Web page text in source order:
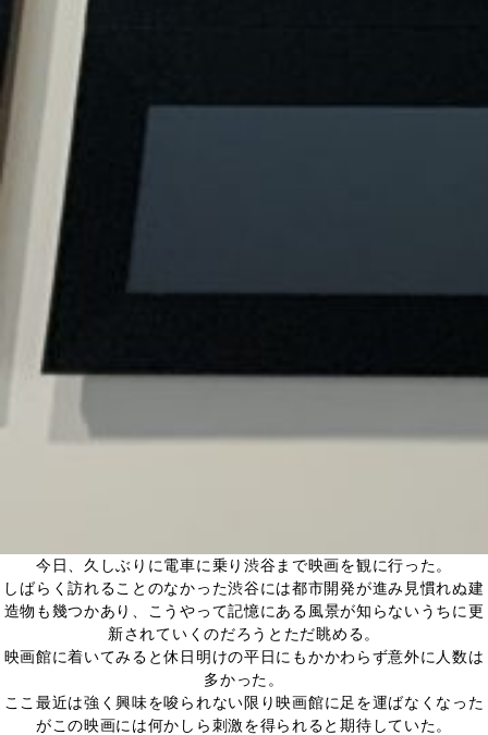
今日、久しぶりに電車に乗り渋谷まで映画を観に行った。
しばらく訪れることのなかった渋谷には都市開発が進み見慣れぬ建
造物も幾つかあり、こうやって記憶にある風景が知らないうちに更
新されていくのだろうとただ眺める。
映画館に着いてみると休日明けの平日にもかかわらず意外に人数は
多かった。
ここ最近は強く興味を唆られない限り映画館に足を運ばなくなった
がこの映画には何かしら刺激を得られると期待していた。